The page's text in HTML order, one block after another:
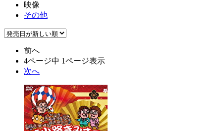
映像
その他
前へ
4ページ中 1ページ表示
次へ